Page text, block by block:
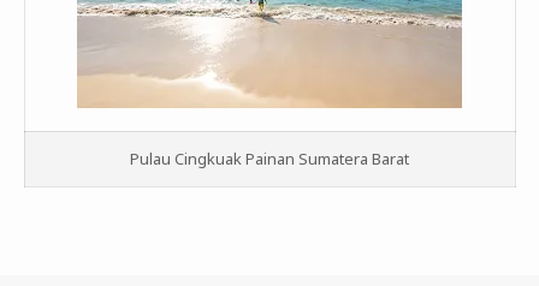
Pulau Cingkuak Painan Sumatera Barat